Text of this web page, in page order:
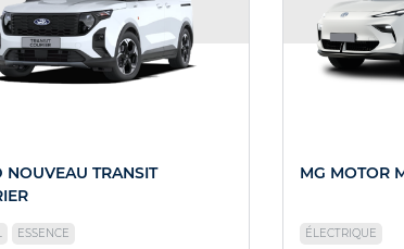
NOUVEAU TRANSIT
ESSENCE
MG MOTOR
ÉLECTRIQUE